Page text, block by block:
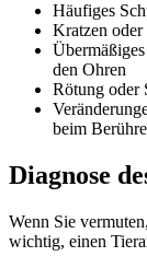
Häufiges
Kratzen oder
den Ohren
Rötung oder
beim
Diagnose
Wenn Sie
wichtig, einen